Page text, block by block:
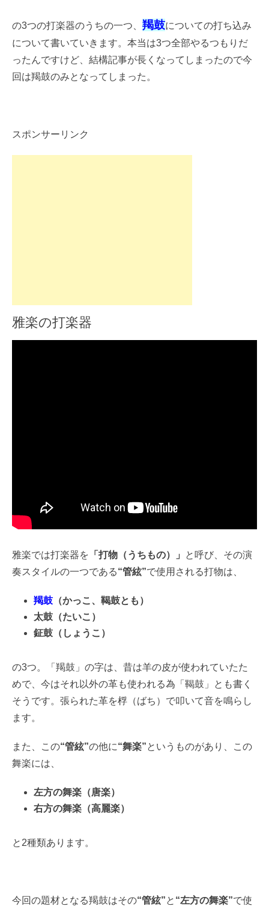
の3つの打楽器のうちの一つ、 羯鼓についての打ち込み
について書いていきます。本当は3つ全部やるつもりだ
ったんですけど、結構記事が長くなってしまったので今
回は羯鼓のみとなってしまった。
スポンサーリンク
雅楽の打楽器
雅楽では打楽器を 「打物（うちもの）」
と呼び、その演
奏スタイルの一つである“管絃”で使用される打物は、
羯鼓 （かっこ、鞨鼓とも）
太鼓（たいこ）
鉦鼓（しょうこ）
の3つ。「羯鼓」の字は、昔は羊の皮が使われていたた
めで、今はそれ以外の革も使われる為「鞨鼓」とも書く
そうです。張られた革を桴（ばち）で叩いて音を鳴らし
ます。
また、この“管絃”の他に“舞楽”というものがあり、この
舞楽には、
左方の舞楽（唐楽）
右方の舞楽（高麗楽）
と2種類あります。
今回の題材となる羯鼓はその“管絃”と “左方の舞楽”で使